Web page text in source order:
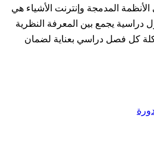
المدمجة وإنترنت الأشياء هي
دراسية يجمع بين المعرفة النظرية
كل فصل دراسي بعناية لضمان